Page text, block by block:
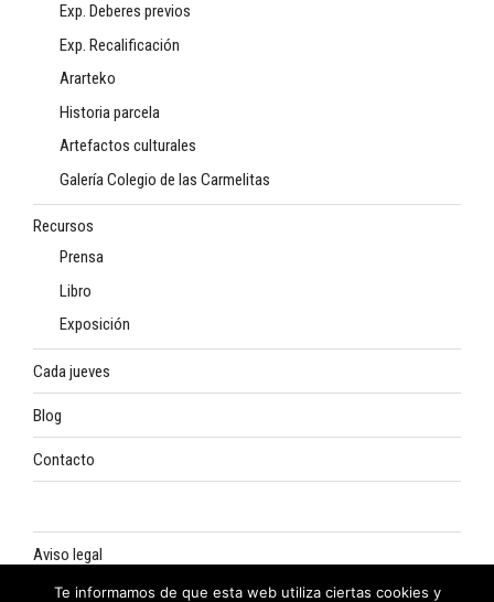
Exp. Deberes previos
Exp. Recalificación
Ararteko
Historia parcela
Artefactos culturales
Galería Colegio de las Carmelitas
Recursos
Prensa
Libro
Exposición
Cada jueves
Blog
Contacto
Aviso legal
Te informamos de que esta web utiliza ciertas cookies y